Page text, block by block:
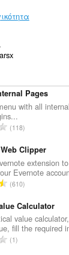
Pages
with all
Σ
ν
ο
λ
ο
α
θ
μ
ο
118
Clipper
extension
Evernote
Σ
ν
ο
λ
ο
610
Calculator
value
fill the required
Σ1